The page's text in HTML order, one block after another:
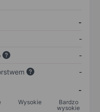
-
-
-
-
-
Wysokie
Bardzo
wysokie